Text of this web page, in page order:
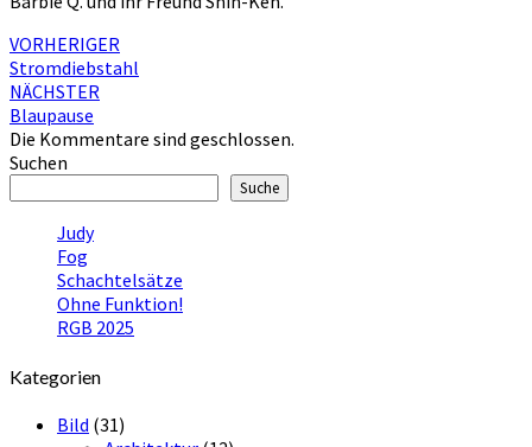
Beitragsnavigation
VORHERIGER
Stromdiebstahl
NÄCHSTER
Blaupause
Die Kommentare sind geschlossen.
Suchen
Suche
Judy
Fog
Schachtelsätze
Ohne Funktion!
RGB 2025
Kategorien
Bild (31)